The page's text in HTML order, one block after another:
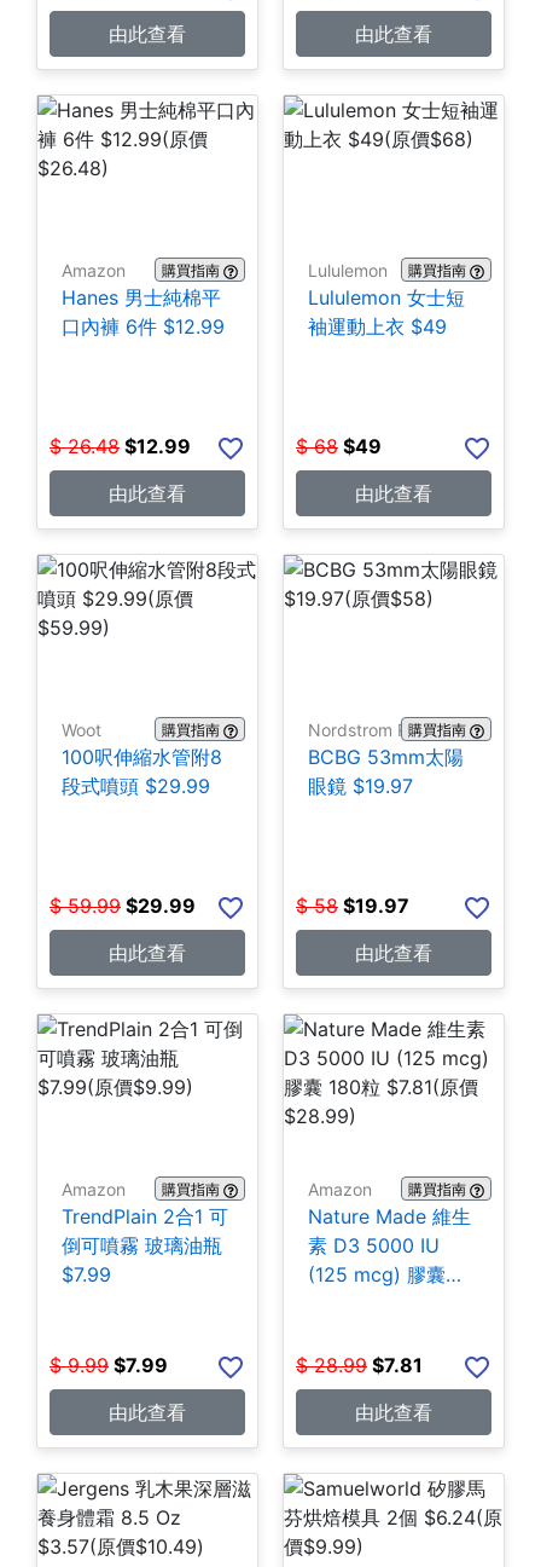
由此查看
由此查看
Amazon 購買指南
Hanes 男士純棉平
口內褲 6件 $12.99
$ 26.48 $12.99
由此查看
Lululemon 購買指南
Lululemon 女士短
袖運動上衣 $49
$ 68 $49
由此查看
Woot 購買指南
100呎伸縮水管附8
段式噴頭 $29.99
$ 59.99 $29.99
由此查看
Nordstrom Rack購買指南
BCBG 53mm太陽
眼鏡 $19.97
$ 58 $19.97
由此查看
Amazon 購買指南
TrendPlain 2合1 可
倒可噴霧 玻璃油瓶
$7.99
$ 9.99 $7.99
由此查看
Amazon 購買指南
Nature Made 維生
素 D3 5000 IU
(125 mcg) 膠囊
$ 28.99 $7.81
由此查看